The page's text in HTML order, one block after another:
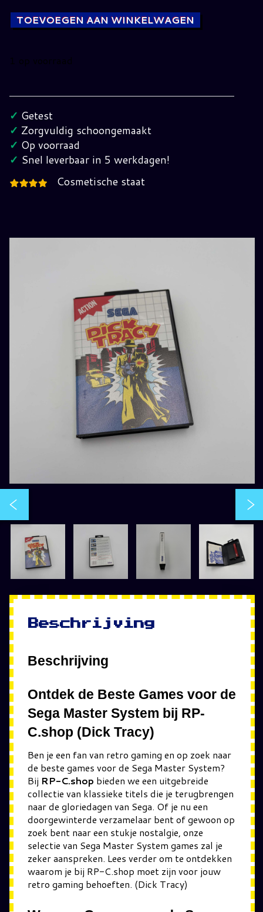
TOEVOEGEN AAN WINKELWAGEN
1 op voorraad
Tracy
Sega
Master
System
hoeveelheid
✓ Getest
✓ Zorgvuldig schoongemaakt
✓ Op voorraad
✓ Snel leverbaar in 5 werkdagen!
Cosmetische staat
Beschrijving
Beschrijving
Ontdek de Beste Games voor de
Sega Master System bij RP-
C.shop (Dick Tracy)
Ben je een fan van retro gaming en op zoek naar
de beste games voor de Sega Master System?
Bij RP-C.shop bieden we een uitgebreide
collectie van klassieke titels die je terugbrengen
naar de gloriedagen van Sega. Of je nu een
doorgewinterde verzamelaar bent of gewoon op
zoek bent naar een stukje nostalgie, onze
selectie van Sega Master System games zal je
zeker aanspreken. Lees verder om te ontdekken
waarom je bij RP-C.shop moet zijn voor jouw
retro gaming behoeften. (Dick Tracy)